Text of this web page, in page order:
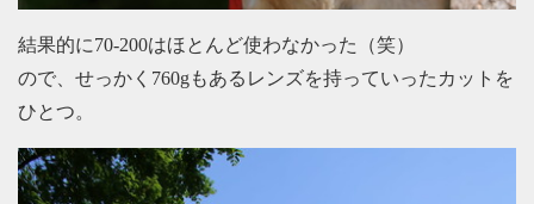
結果的に70-200はほとんど使わなかった（笑）
ので、せっかく760gもあるレンズを持っていったカットを
ひとつ。